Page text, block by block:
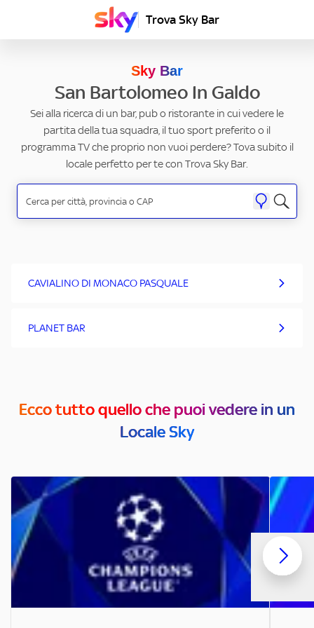
Trova Sky Bar
Sky Bar
San Bartolomeo In Galdo
Sei alla ricerca di un bar, pub o ristorante in cui vedere le
partita della tua squadra, il tuo sport preferito o il
programma TV che proprio non vuoi perdere? Tova subito il
locale perfetto per te con Trova Sky Bar.
CAVIALINO DI MONACO PASQUALE
PLANET BAR
Ecco tutto quello che puoi vedere in un
Locale Sky